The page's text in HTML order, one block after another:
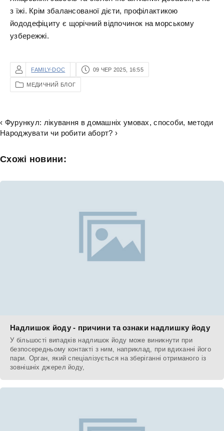
з їжі. Крім збалансованої дієти, профілактикою
йододефіциту є щорічний відпочинок на морському
узбережжі.
FAMILY-DOC 09 ЧЕР 2025, 16:55
МЕДИЧНИЙ БЛОГ
‹ Фурункул: лікування в домашніх умовах, способи, методи
Народжувати чи робити аборт? ›
Схожі новини:
Надлишок йоду - причини та ознаки надлишку йоду
У більшості випадків надлишок йоду може виникнути при
безпосередньому контакті з ним, наприклад, при вдиханні його
пари. Орган, який спеціалізується на зберіганні отриманого із
зовнішніх джерел йоду,